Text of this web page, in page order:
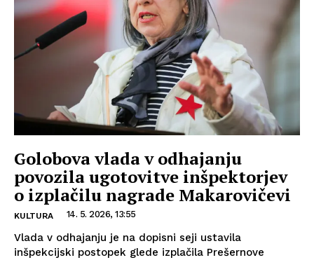
Golobova vlada v odhajanju
povozila ugotovitve inšpektorjev
o izplačilu nagrade Makarovičevi
KULTURA 14. 5. 2026, 13:55
Vlada v odhajanju je na dopisni seji ustavila
inšpekcijski postopek glede izplačila Prešernove